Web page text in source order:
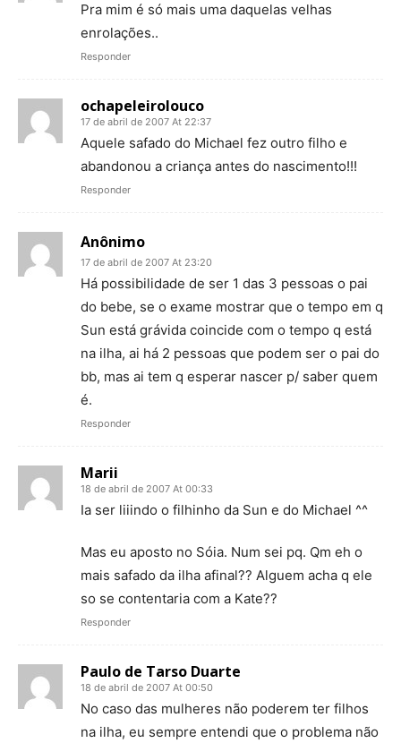
Pra mim é só mais uma daquelas velhas
enrolações..
Responder
ochapeleirolouco
17 de abril de 2007 At 22:37
Aquele safado do Michael fez outro filho e
abandonou a criança antes do nascimento!!!
Responder
Anônimo
17 de abril de 2007 At 23:20
Há possibilidade de ser 1 das 3 pessoas o pai
do bebe, se o exame mostrar que o tempo em q
Sun está grávida coincide com o tempo q está
na ilha, ai há 2 pessoas que podem ser o pai do
bb, mas ai tem q esperar nascer p/ saber quem
é.
Responder
Marii
18 de abril de 2007 At 00:33
Ia ser liiindo o filhinho da Sun e do Michael ^^
Mas eu aposto no Sóia. Num sei pq. Qm eh o
mais safado da ilha afinal?? Alguem acha q ele
so se contentaria com a Kate??
Responder
Paulo de Tarso Duarte
18 de abril de 2007 At 00:50
No caso das mulheres não poderem ter filhos
na ilha, eu sempre entendi que o problema não